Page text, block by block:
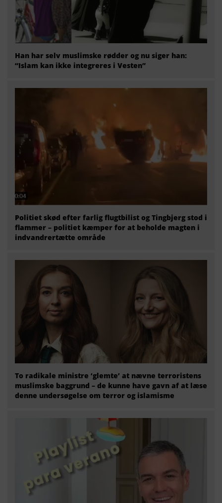
Han har selv muslimske rødder og nu siger han:
“Islam kan ikke integreres i Vesten”
Politiet skød efter farlig flugtbilist og Tingbjerg stod i
flammer – politiet kæmper for at beholde magten i
indvandrertætte område
To radikale ministre ‘glemte’ at nævne terroristens
muslimske baggrund – de kunne have gavn af at læse
denne undersøgelse om terror og islamisme